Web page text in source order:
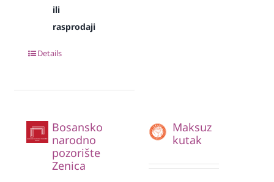
ili
rasprodaji
Details
Bosansko
narodno
pozorište
Zenica
Maksuz
kutak